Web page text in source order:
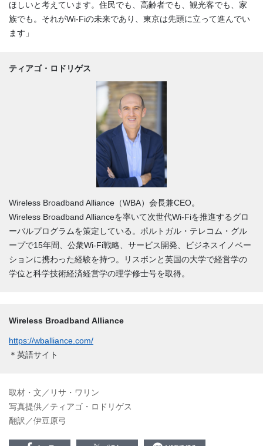
ほしいと考えています。住民でも、高齢者でも、観光客でも、家
族でも。それがWi-Fiの未来であり、東京は先頭に立って進んでい
ます」
ティアゴ・ロドリゲス
Wireless Broadband Alliance（WBA）会長兼CEO。
Wireless Broadband Allianceを率いて次世代Wi-Fiを推進するグロ
ーバルプログラムを策定している。ポルトガル・テレコム・グル
ープで15年間、公衆Wi-Fi戦略、サービス開発、ビジネスイノベー
ションに携わった経験を持つ。リスボンと英国の大学で経営学の
学位と科学技術経済経営学の理学修士号を取得。
Wireless Broadband Alliance
https://wballiance.com/
＊英語サイト
取材・文／リサ・ワリン
写真提供／ティアゴ・ロドリゲス
翻訳／伊豆原弓